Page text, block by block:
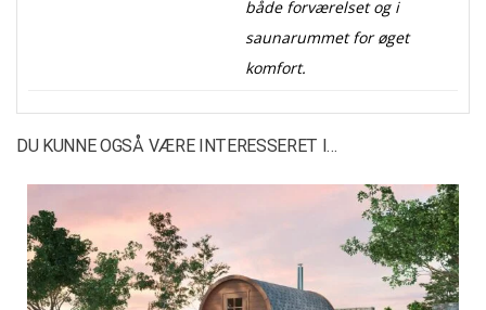
både forværelset og i
saunarummet for øget
komfort.
DU KUNNE OGSÅ VÆRE INTERESSERET I…